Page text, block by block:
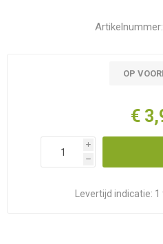
Artikelnummer:
OP
€
i
h
Levertijd indicatie: 1